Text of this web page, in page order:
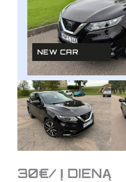
NEW CAR
30€/ Į DIENĄ